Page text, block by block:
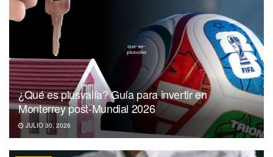
¿Qué es plusvalía? Guía para invertir en
Monterrey post-Mundial 2026
JULIO 30, 2026